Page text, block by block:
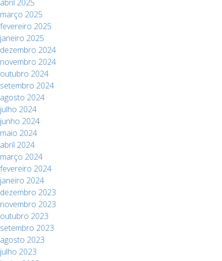
abril 2025
março 2025
fevereiro 2025
janeiro 2025
dezembro 2024
novembro 2024
outubro 2024
setembro 2024
agosto 2024
julho 2024
junho 2024
maio 2024
abril 2024
março 2024
fevereiro 2024
janeiro 2024
dezembro 2023
novembro 2023
outubro 2023
setembro 2023
agosto 2023
julho 2023